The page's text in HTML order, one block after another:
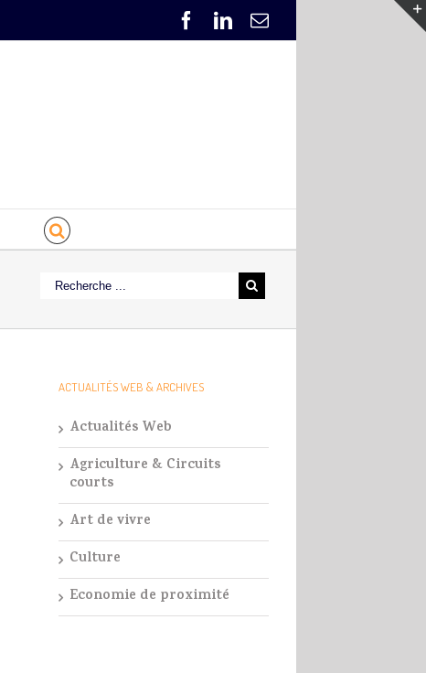
ACTUALITÉS WEB & ARCHIVES
Actualités Web
Agriculture & Circuits
courts
Art de vivre
Culture
Economie de proximité